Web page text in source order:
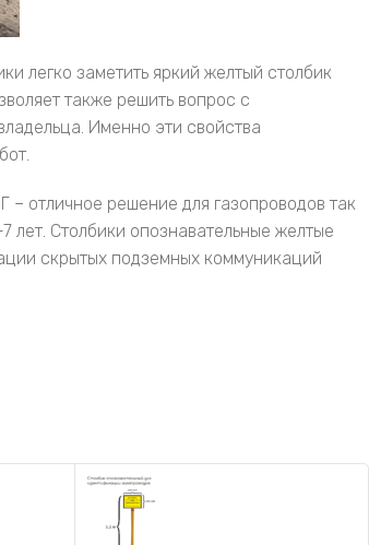
легко заметить яркий желтый столбик
также решить вопрос с
Именно эти свойства
– отличное решение для газопроводов так
лет. Столбики опознавательные желтые
скрытых подземных коммуникаций